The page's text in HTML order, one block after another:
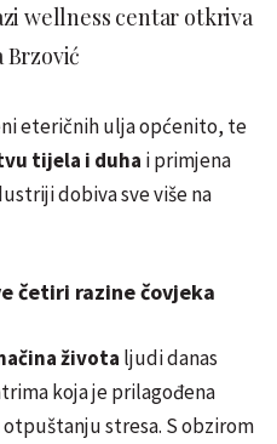
wellness centar otkriva
Brzović
eteričnih ulja općenito, te
tijela i duha i primjena
dobiva sve više na
četiri razine čovjeka
života ljudi danas
koja je prilagođena
stresa. S obzirom